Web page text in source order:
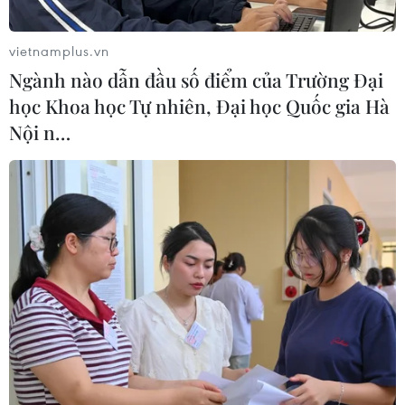
CƠ QUAN CHỦ QUẢN: THÔNG TẤN XÃ VIỆT NAM
Tổng Biên tập: TRẦN TIẾN DUẨN
Phó Tổng Biên tập: NGUYỄN THỊ TÁM, KHÚC THANH
THỦY
Sở hữu trí tuệ
Quy định sử dụng
RSS
Hỗ trợ
Ngôn ngữ
TTXVN
Dịch vụ tin
Quảng cáo
vietnamplus.vn
Ngành nào dẫn đầu số điểm của Trường Đại
học Khoa học Tự nhiên, Đại học Quốc gia Hà
Nội n…